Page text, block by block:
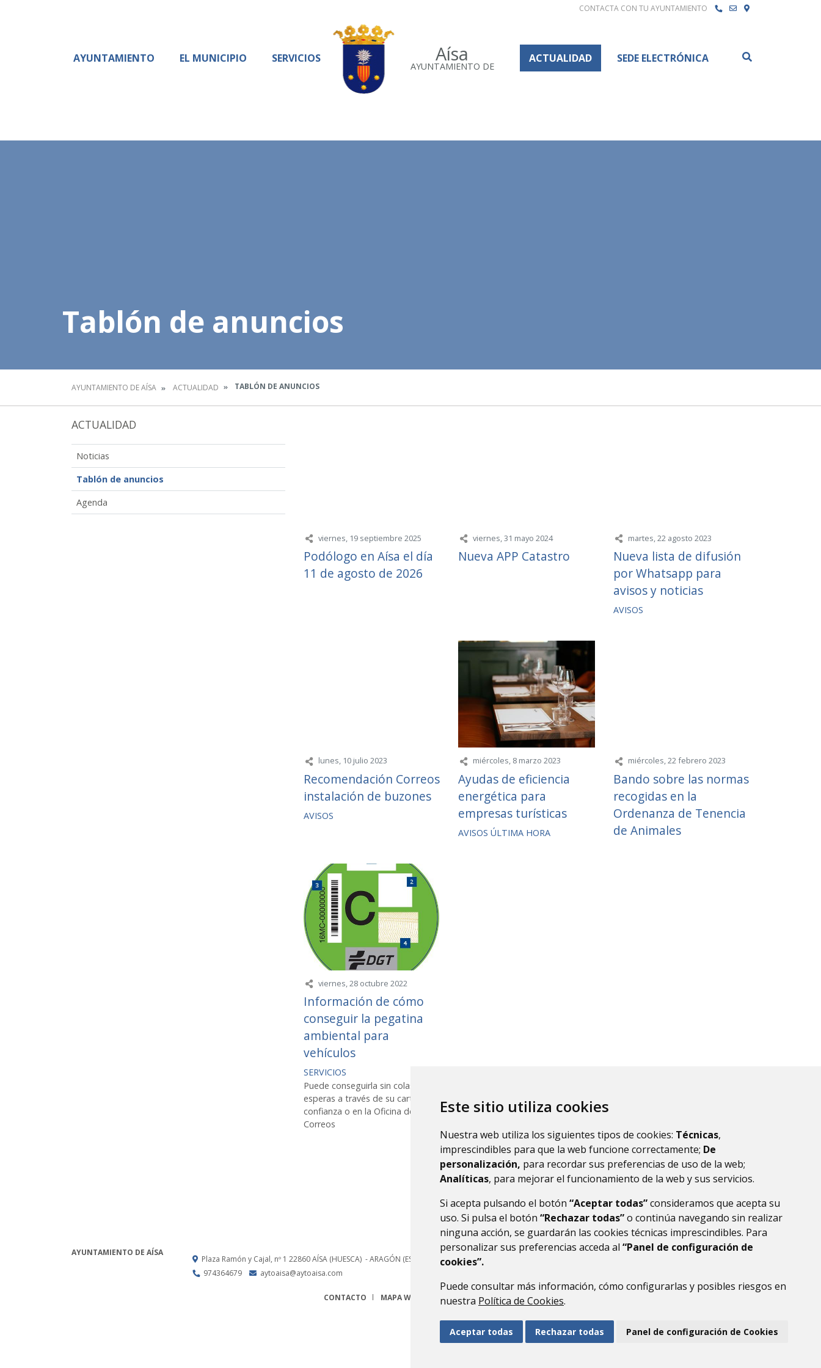
Este sitio utiliza cookies
Nuestra web utiliza los siguientes tipos de cookies: Técnicas,
imprescindibles para que la web funcione correctamente; De
personalización, para recordar sus preferencias de uso de la web;
Analíticas, para mejorar el funcionamiento de la web y sus servicios.
Si acepta pulsando el botón “Aceptar todas”consideramos que acepta su
uso. Si pulsa el botón “Rechazar todas”o continúa navegando sin realizar
ninguna acción, se guardarán las cookies técnicas imprescindibles. Para
personalizar sus preferencias acceda al “Panel de configuración de
cookies”.
Puede consultar más información, cómo configurarlas y posibles riesgos en
nuestra Política de Cookies.
Aceptar todas Rechazar todas Panel de configuración de Cookies
CONTACTA CON TU AYUNTAMIENTO
Aísa
AYUNTAMIENTO DE
AYUNTAMIENTO EL MUNICIPIO SERVICIOS ACTUALIDAD SEDE ELECTRÓNICA
Tablón de anuncios
AYUNTAMIENTO DE AÍSA ACTUALIDAD TABLÓN DE ANUNCIOS
ACTUALIDAD
Noticias
Tablón de anuncios
Agenda
viernes, 19 septiembre 2025
Podólogo en Aísa el día
11 de agosto de 2026
viernes, 31 mayo 2024
Nueva APP Catastro
martes, 22 agosto 2023
Nueva lista de difusión
por Whatsapp para
avisos y noticias
AVISOS
lunes, 10 julio 2023
Recomendación Correos
instalación de buzones
AVISOS
miércoles, 8 marzo 2023
Ayudas de eficiencia
energética para
empresas turísticas
AVISOS ÚLTIMA HORA
miércoles, 22 febrero 2023
Bando sobre las normas
recogidas en la
Ordenanza de Tenencia
de Animales
viernes, 28 octubre 2022
Información de cómo
conseguir la pegatina
ambiental para
vehículos
SERVICIOS
Puede conseguirla sin colas ni
esperas a través de su cartero de
confianza o en la Oficina de
Correos
Anterior Siguiente
AYUNTAMIENTO DE AÍSA
Plaza Ramón y Cajal, nº 1 22860AÍSA (HUESCA) - ARAGÓN (ESPAÑA)
974364679
aytoaisa@aytoaisa.com
CONTACTO MAPA WEB AVISO LEGAL PROTECCIÓN DE DATOS